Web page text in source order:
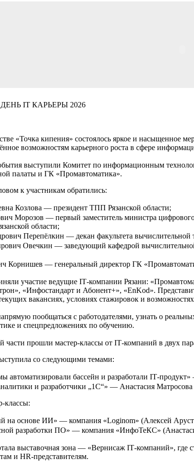
ДЕНЬ IT КАРЬЕРЫ 2026
«Точка кипения» состоялось яркое и насыщенное
возможностям карьерного роста в сфере
выступили Комитет по информационным
палаты и ГК «Промавтоматика».
к участникам обратились:
Козлова — президент ТПП Рязанской области;
Морозов — первый заместитель министра
области;
Перепёлкин — декан факультета
Овечкин — заведующий кафедрой
Корнишев — генеральный директор ГК
участие ведущие IT‑компании Рязани:
«Инфостандарт и Абонент+», «EnKod».
вакансиях, условиях стажировок и
пообщаться с работодателями, узнать о
и спецпредложениях по обучению.
части прошли мастер‑классы от IT‑компаний в двух
со следующими темами:
автоматизировали бассейн и разработали
и разработчики „1С“» — Анастасия
на основе ИИ» — компания «Loginom» (Алексей
разработки ПО» — компания «ИнфоТеКС»
выставочная зона — «Вернисаж IT‑компаний», где
и HR‑представителям.